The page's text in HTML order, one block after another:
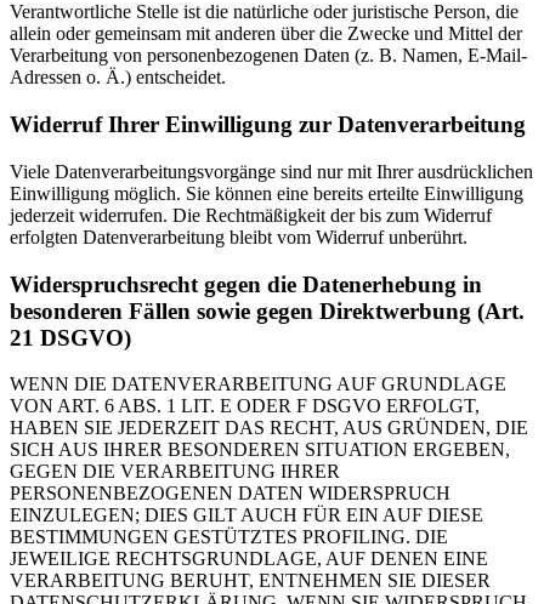
Verantwortliche Stelle ist die natürliche oder juristische Person, die
allein oder gemeinsam mit anderen über die Zwecke und Mittel der
Verarbeitung von personenbezogenen Daten (z. B. Namen, E-Mail-
Adressen o. Ä.) entscheidet.
Widerruf Ihrer Einwilligung zur Datenverarbeitung
Viele Datenverarbeitungsvorgänge sind nur mit Ihrer ausdrücklichen
Einwilligung möglich. Sie können eine bereits erteilte Einwilligung
jederzeit widerrufen. Die Rechtmäßigkeit der bis zum Widerruf
erfolgten Datenverarbeitung bleibt vom Widerruf unberührt.
Widerspruchsrecht gegen die Datenerhebung in
besonderen Fällen sowie gegen Direktwerbung (Art.
21 DSGVO)
WENN DIE DATENVERARBEITUNG AUF GRUNDLAGE
VON ART. 6 ABS. 1 LIT. E ODER F DSGVO ERFOLGT,
HABEN SIE JEDERZEIT DAS RECHT, AUS GRÜNDEN, DIE
SICH AUS IHRER BESONDEREN SITUATION ERGEBEN,
GEGEN DIE VERARBEITUNG IHRER
PERSONENBEZOGENEN DATEN WIDERSPRUCH
EINZULEGEN; DIES GILT AUCH FÜR EIN AUF DIESE
BESTIMMUNGEN GESTÜTZTES PROFILING. DIE
JEWEILIGE RECHTSGRUNDLAGE, AUF DENEN EINE
VERARBEITUNG BERUHT, ENTNEHMEN SIE DIESER